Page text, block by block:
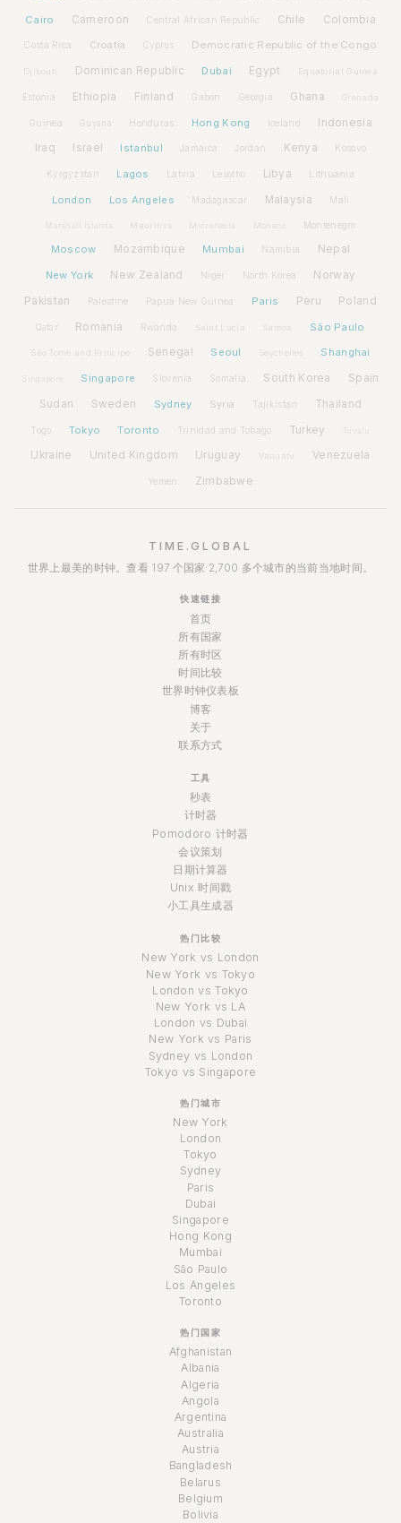
Cairo Cameroon Central African Republic Chile Colombia
Costa Rica Croatia Cyprus Democratic Republic of the Congo
Djibouti Dominican Republic Dubai Egypt Equatorial Guinea
Estonia Ethiopia Finland Gabon Georgia Ghana Grenada
Guinea Guyana Honduras Hong Kong Iceland Indonesia
Iraq Israel Istanbul Jamaica Jordan Kenya Kosovo
Kyrgyzstan Lagos Latvia Lesotho Libya Lithuania
London Los Angeles Madagascar Malaysia Mali
Mauritius Micronesia Monaco Montenegro
Moscow Mozambique Mumbai Namibia Nepal
New York New Zealand Niger North Korea Norway
Pakistan Palestine Papua New Guinea Paris Peru Poland
Qatar Romania Rwanda Saint Lucia Samoa São Paulo
São Tomé and Príncipe Senegal Seoul Seychelles Shanghai
Singapore Slovenia Somalia South Korea Spain
Sudan Sweden Sydney Syria Tajikistan Thailand
Togo Tokyo Toronto Trinidad and Tobago Turkey Tuvalu
Ukraine United Kingdom Uruguay Vanuatu Venezuela
Yemen Zimbabwe
TIME.GLOBAL
世界上最美的时钟。查看 197 个国家 2,700 多个城市的当前当地时间。
快速链接
首页
所有国家
所有时区
时间比较
世界时钟仪表板
博客
关于
联系方式
工具
秒表
计时器
Pomodoro 计时器
会议策划
日期计算器
Unix 时间戳
小工具生成器
热门比较
New York vs London
New York vs Tokyo
London vs Tokyo
New York vs LA
London vs Dubai
New York vs Paris
Sydney vs London
Tokyo vs Singapore
热门城市
New York
London
Tokyo
Sydney
Paris
Dubai
Singapore
Hong Kong
Mumbai
São Paulo
Los Angeles
Toronto
热门国家
Afghanistan
Albania
Algeria
Angola
Argentina
Australia
Austria
Bangladesh
Belarus
Belgium
Bolivia